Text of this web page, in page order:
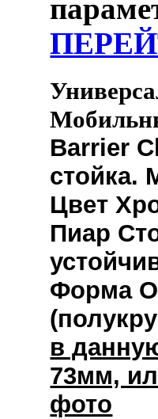
Barrier
стойка.
Цвет
Пиар
Форма
в
73мм,
фото